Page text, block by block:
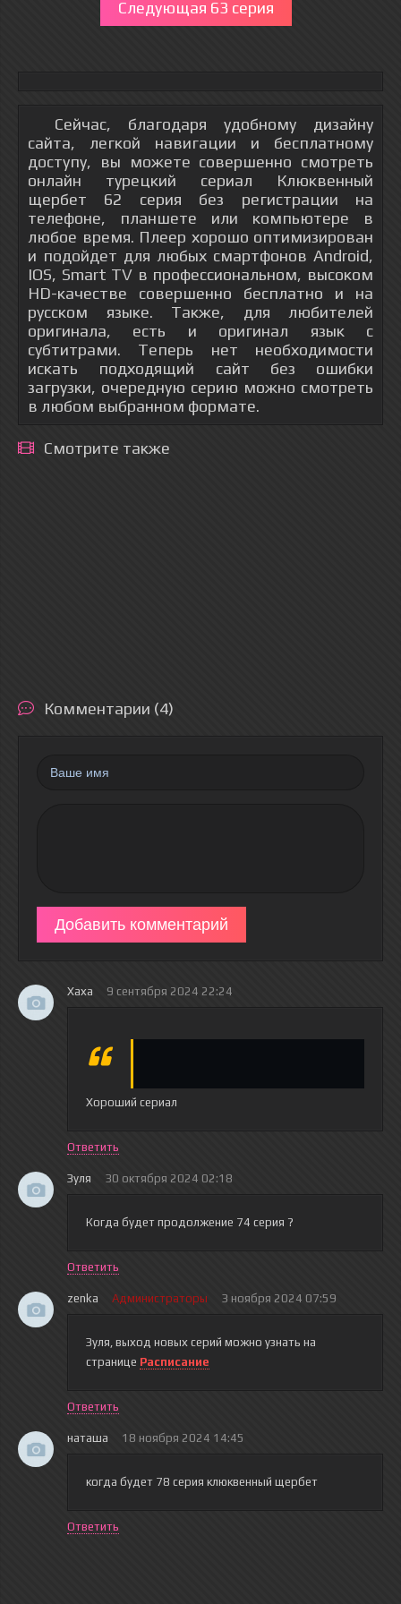
Следующая 63 серия
Сейчас, благодаря удобному дизайну
сайта, легкой навигации и бесплатному
доступу, вы можете совершенно смотреть
онлайн турецкий сериал Клюквенный
щербет 62 серия без регистрации на
телефоне, планшете или компьютере в
любое время. Плеер хорошо оптимизирован
и подойдет для любых смартфонов Android,
IOS, Smart TV в профессиональном, высоком
HD-качестве совершенно бесплатно и на
русском языке. Также, для любителей
оригинала, есть и оригинал язык с
субтитрами. Теперь нет необходимости
искать подходящий сайт без ошибки
загрузки, очередную серию можно смотреть
в любом выбранном формате.
Смотрите также
Комментарии (4)
Добавить комментарий
Хаха 9 сентября 2024 22:24
Хороший сериал
Ответить
Зуля 30 октября 2024 02:18
Когда будет продолжение 74 серия ?
Ответить
zenka Администраторы 3 ноября 2024 07:59
Зуля, выход новых серий можно узнать на
странице Расписание
Ответить
наташа 18 ноября 2024 14:45
когда будет 78 серия клюквенный щербет
Ответить